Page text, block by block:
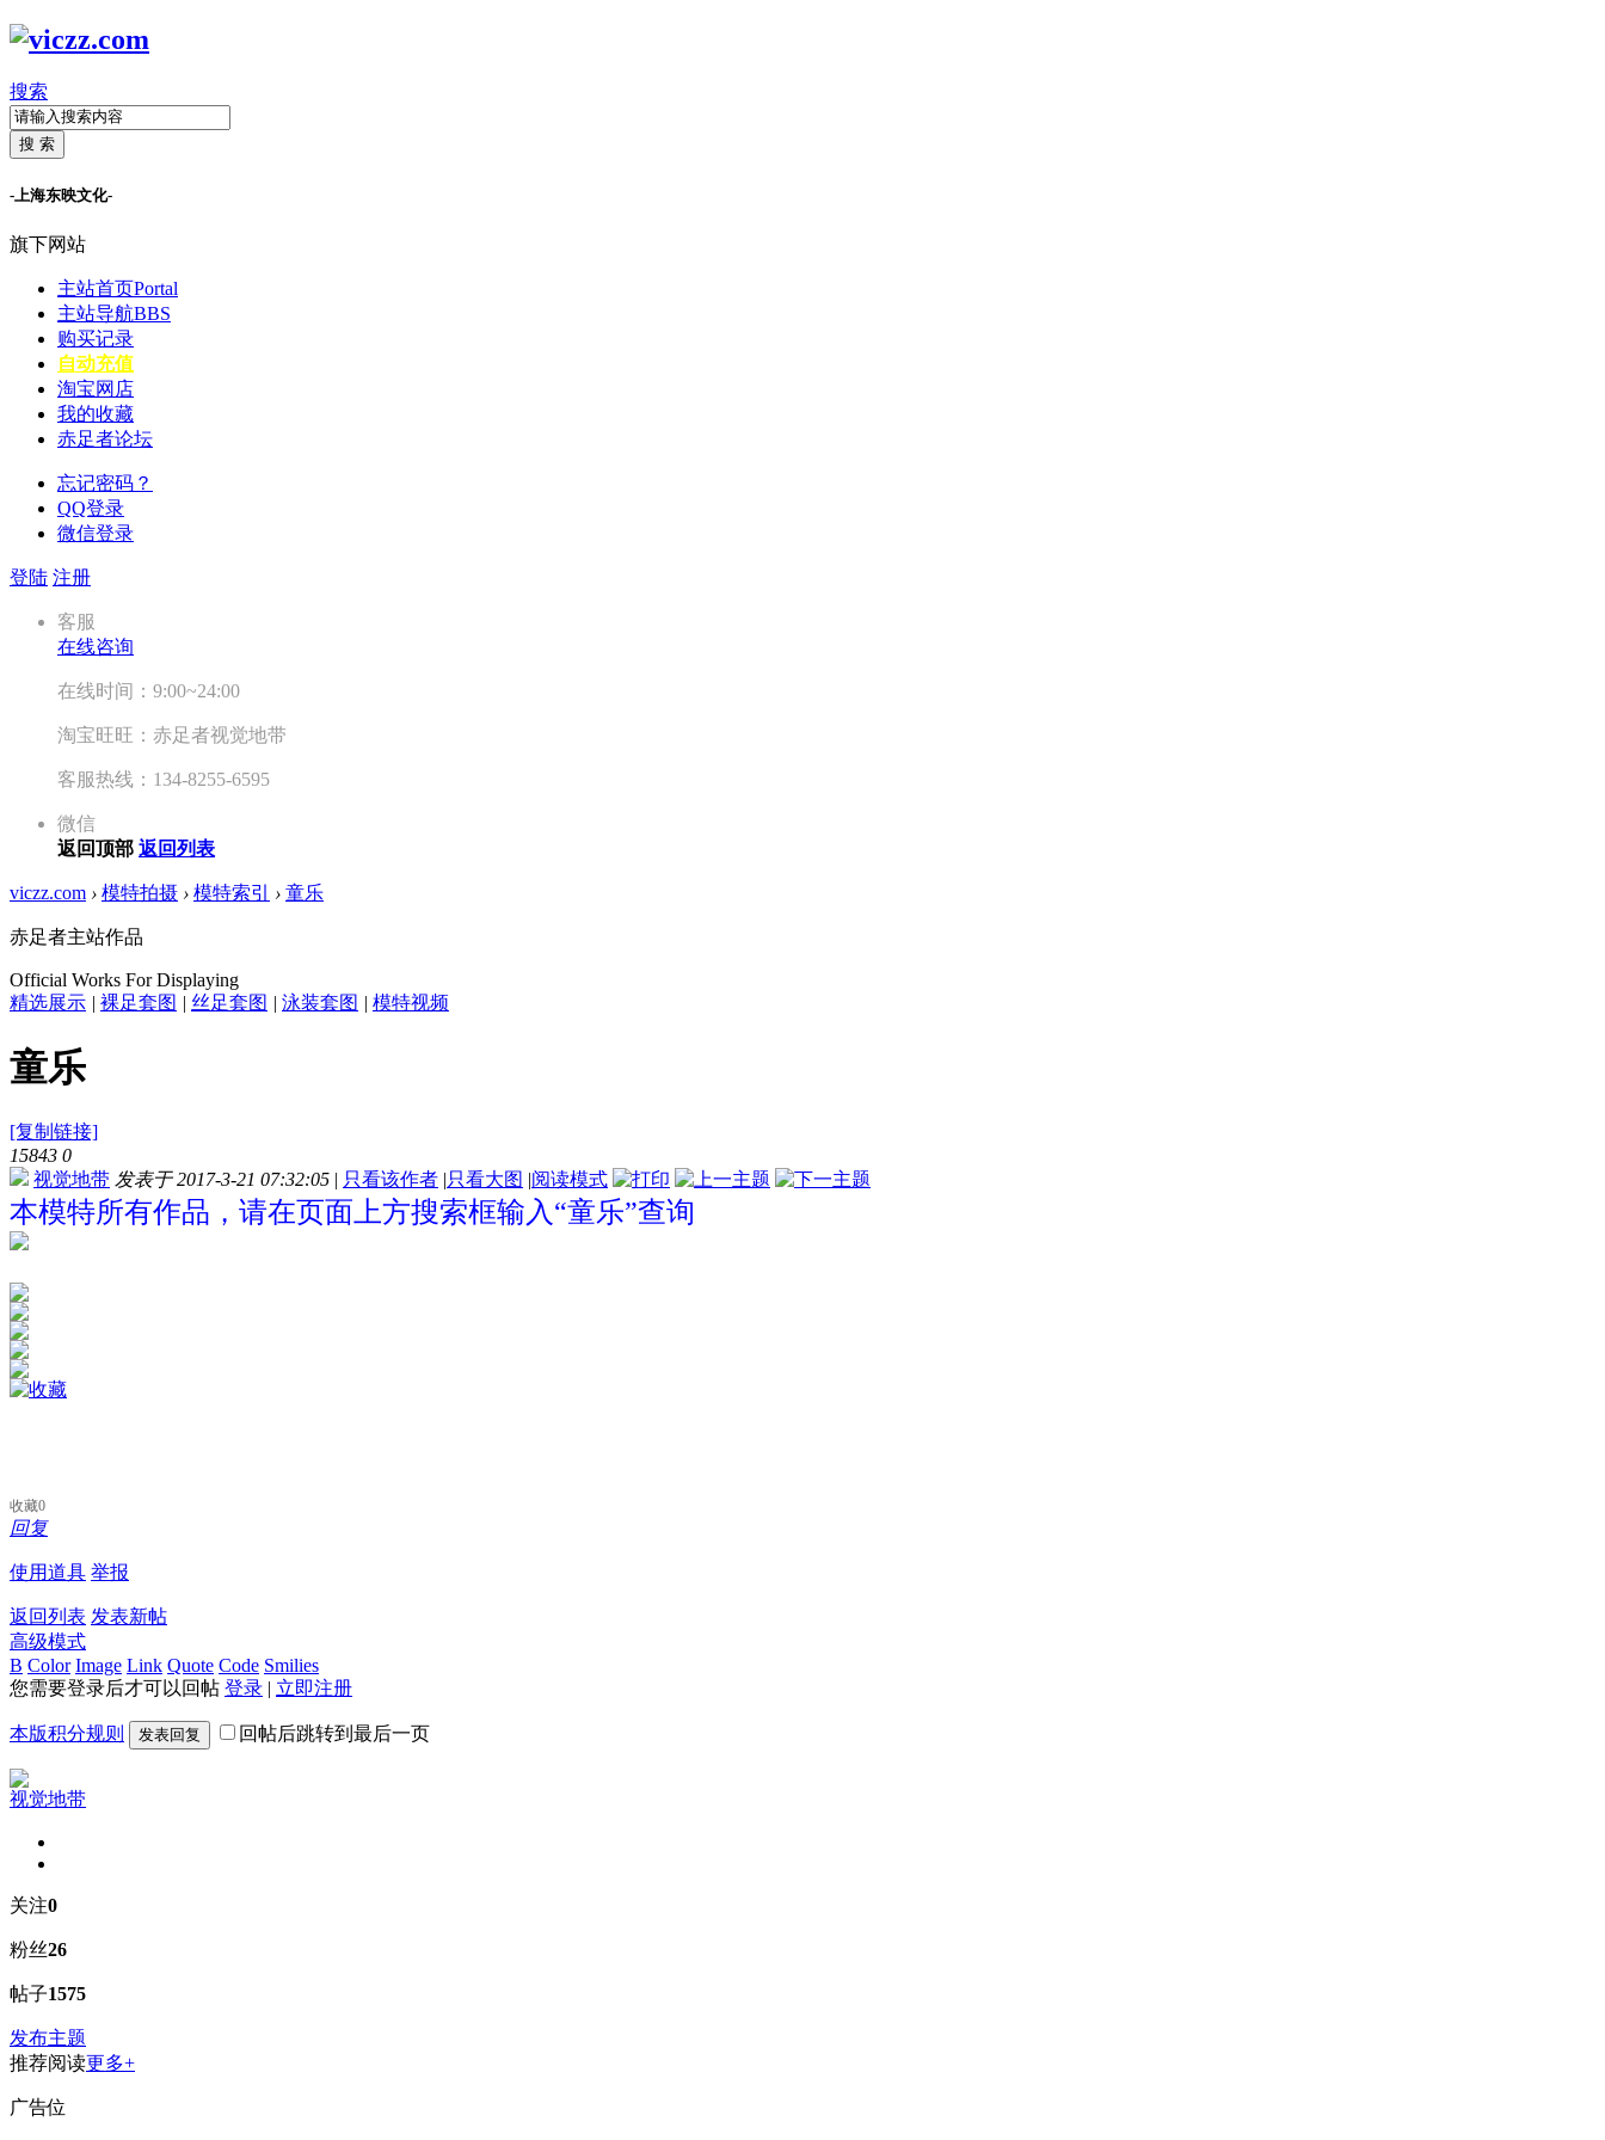
搜索
搜 索
-上海东映文化-
旗下网站
主站首页Portal
主站导航BBS
购买记录
自动充值
淘宝网店
我的收藏
赤足者论坛
忘记密码？
QQ登录
微信登录
登陆 注册
客服
在线咨询
在线时间：9:00~24:00
淘宝旺旺：赤足者视觉地带
客服热线：134-8255-6595
微信
返回顶部 返回列表
viczz.com › 模特拍摄 › 模特索引 › 童乐
赤足者主站作品
Official Works For Displaying
精选展示 | 裸足套图 | 丝足套图 | 泳装套图 | 模特视频
童乐
[复制链接]
15843 0
视觉地带 发表于 2017-3-21 07:32:05 | 只看该作者 |只看大图 |阅读模式
本模特所有作品，请在页面上方搜索框输入“童乐”查询
收藏0
回复
使用道具 举报
返回列表 发表新帖
高级模式
B Color Image Link Quote Code Smilies
您需要登录后才可以回帖 登录 | 立即注册
本版积分规则 发表回复 回帖后跳转到最后一页
视觉地带
关注0
粉丝26
帖子1575
发布主题
推荐阅读更多+
广告位